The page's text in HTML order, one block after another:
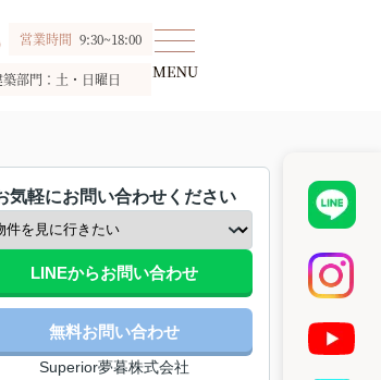
営業時間 9:30~18:00
部門：土・日曜日
気軽にお問い合わせください
LINEからお問い合わせ
無料お問い合わせ
Superior夢暮株式会社